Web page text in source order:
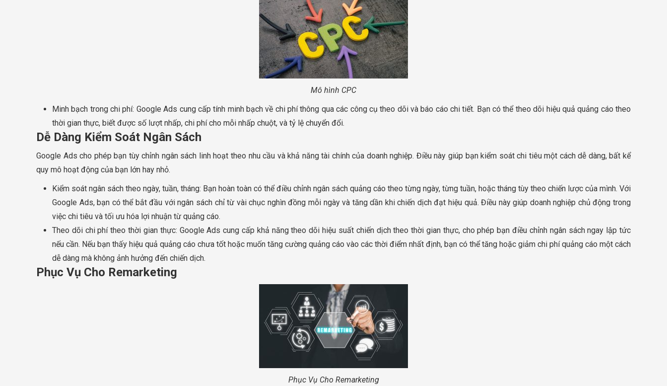
Mô hình CPC
Minh bạch trong chi phí: Google Ads cung cấp tính minh bạch về chi phí thông qua các công cụ theo dõi và báo cáo chi tiết. Bạn có thể theo dõi hiệu quả quảng cáo theo
thời gian thực, biết được số lượt nhấp, chi phí cho mỗi nhấp chuột, và tỷ lệ chuyển đổi.
Dễ Dàng Kiểm Soát Ngân Sách
Google Ads cho phép bạn tùy chỉnh ngân sách linh hoạt theo nhu cầu và khả năng tài chính của doanh nghiệp. Điều này giúp bạn kiểm soát chi tiêu một cách dễ dàng, bất kể
quy mô hoạt động của bạn lớn hay nhỏ.
Kiểm soát ngân sách theo ngày, tuần, tháng: Bạn hoàn toàn có thể điều chỉnh ngân sách quảng cáo theo từng ngày, từng tuần, hoặc tháng tùy theo chiến lược của mình. Với
Google Ads, bạn có thể bắt đầu với ngân sách chỉ từ vài chục nghìn đồng mỗi ngày và tăng dần khi chiến dịch đạt hiệu quả. Điều này giúp doanh nghiệp chủ động trong
việc chi tiêu và tối ưu hóa lợi nhuận từ quảng cáo.
Theo dõi chi phí theo thời gian thực: Google Ads cung cấp khả năng theo dõi hiệu suất chiến dịch theo thời gian thực, cho phép bạn điều chỉnh ngân sách ngay lập tức
nếu cần. Nếu bạn thấy hiệu quả quảng cáo chưa tốt hoặc muốn tăng cường quảng cáo vào các thời điểm nhất định, bạn có thể tăng hoặc giảm chi phí quảng cáo một cách
dễ dàng mà không ảnh hưởng đến chiến dịch.
Phục Vụ Cho Remarketing
Phục Vụ Cho Remarketing